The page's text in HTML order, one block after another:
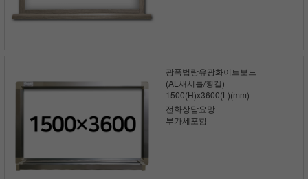
광폭법랑유광화이트보드
(AL새시틀/횡켈)
1500(H)x3600(L)(mm)
전화상담요망
부가세포함